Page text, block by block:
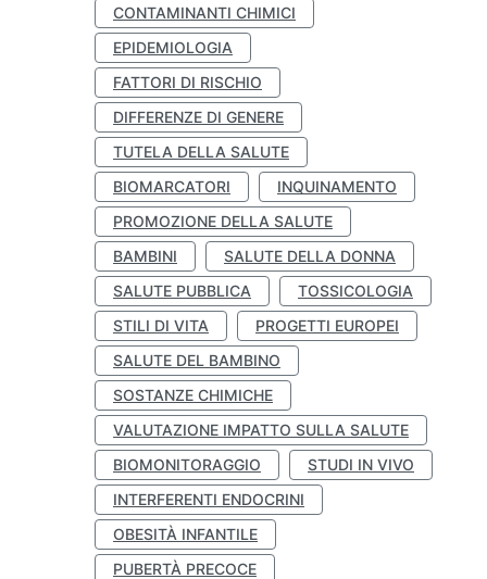
CONTAMINANTI CHIMICI
EPIDEMIOLOGIA
FATTORI DI RISCHIO
DIFFERENZE DI GENERE
TUTELA DELLA SALUTE
BIOMARCATORI
INQUINAMENTO
PROMOZIONE DELLA SALUTE
BAMBINI
SALUTE DELLA DONNA
SALUTE PUBBLICA
TOSSICOLOGIA
STILI DI VITA
PROGETTI EUROPEI
SALUTE DEL BAMBINO
SOSTANZE CHIMICHE
VALUTAZIONE IMPATTO SULLA SALUTE
BIOMONITORAGGIO
STUDI IN VIVO
INTERFERENTI ENDOCRINI
OBESITÀ INFANTILE
PUBERTÀ PRECOCE